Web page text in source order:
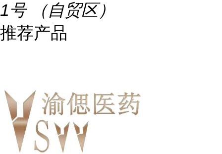
1号 （自贸区）
推荐产品